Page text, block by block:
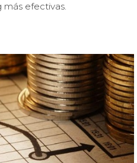
efectivas.